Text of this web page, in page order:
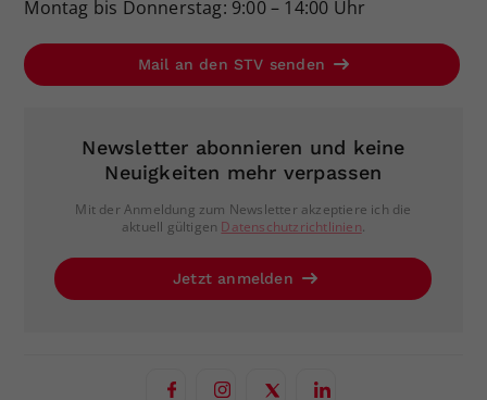
Montag bis Donnerstag: 9:00 – 14:00 Uhr
Mail an den STV senden
Newsletter abonnieren und keine
Neuigkeiten mehr verpassen
Mit der Anmeldung zum Newsletter akzeptiere ich die
aktuell gültigen Datenschutzrichtlinien.
Jetzt anmelden